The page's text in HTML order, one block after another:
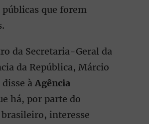
que forem
da Secretaria-Geral da
da República, Márcio
disse àAgência
há, por parte do
interesse